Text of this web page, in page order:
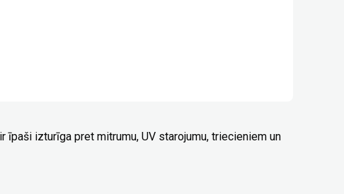
izturīga pret mitrumu, UV starojumu, triecieniem un